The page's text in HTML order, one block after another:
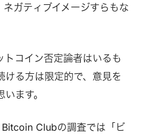
ガティブイメージすらもな
トコイン否定論者はいるも
ける方は限定的で、意見を
ます。
Clubの調査では「ビ